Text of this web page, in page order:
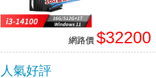
網路價 $32200
人氣好評